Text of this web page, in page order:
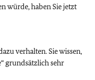
würde, haben Sie jetzt
verhalten. Sie wissen,
grundsätzlich sehr